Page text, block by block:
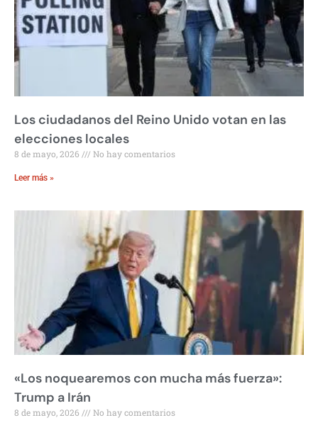
Los ciudadanos del Reino Unido votan en las
elecciones locales
8 de mayo, 2026 No hay comentarios
Leer más »
«Los noquearemos con mucha más fuerza»:
Trump a Irán
8 de mayo, 2026 No hay comentarios